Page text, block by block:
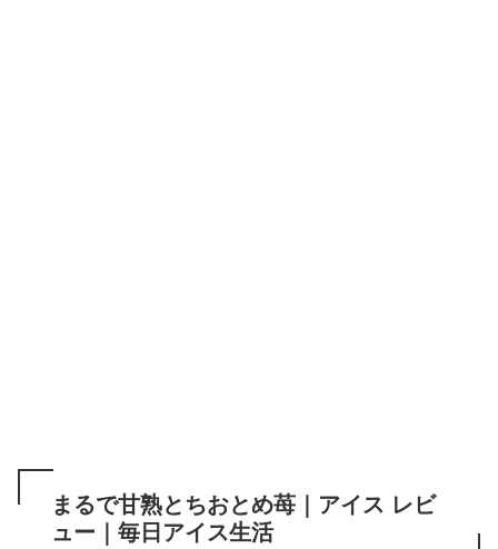
まるで甘熟とちおとめ苺｜アイス レビ
ュー｜毎日アイス生活